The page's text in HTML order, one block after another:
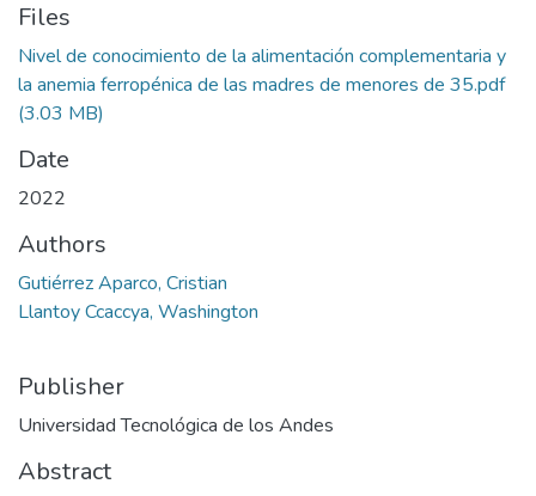
Files
Nivel de conocimiento de la alimentación complementaria y
la anemia ferropénica de las madres de menores de 35.pdf
(3.03 MB)
Date
2022
Authors
Gutiérrez Aparco, Cristian
Llantoy Ccaccya, Washington
Publisher
Universidad Tecnológica de los Andes
Abstract